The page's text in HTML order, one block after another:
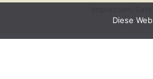
Diese